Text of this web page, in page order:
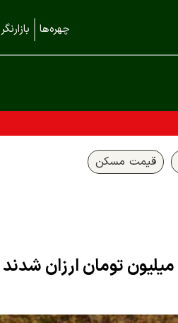
چهره‌ها بازارنگر
قیمت مسکن